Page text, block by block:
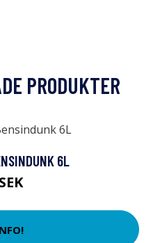
PRODUKTER
6L